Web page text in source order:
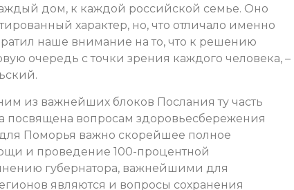
дом, к каждой российской семье. Оно
характер, но, что отличало именно
наше внимание на то, что к решению
очередь с точки зрения каждого человека, –
из важнейших блоков Послания ту часть
посвящена вопросам здоровьесбережения
Поморья важно скорейшее полное
и проведение 100-процентной
губернатора, важнейшими для
являются и вопросы сохранения